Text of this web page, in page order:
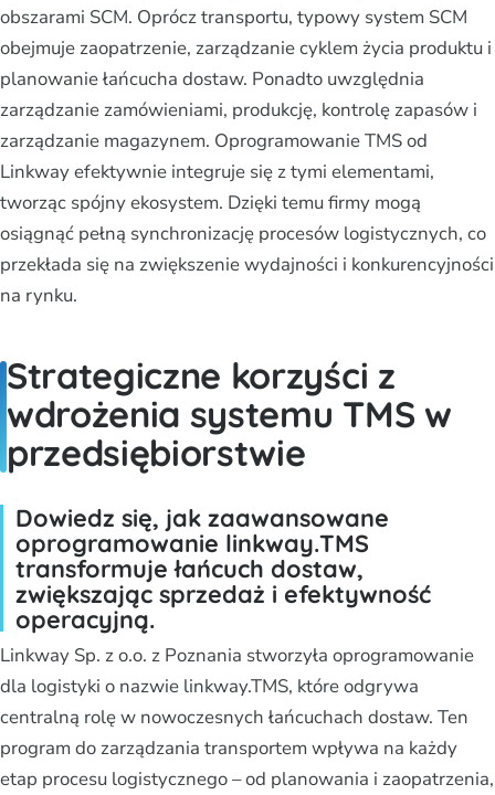
obszarami SCM. Oprócz transportu, typowy system SCM
obejmuje zaopatrzenie, zarządzanie cyklem życia produktu i
planowanie łańcucha dostaw. Ponadto uwzględnia
zarządzanie zamówieniami, produkcję, kontrolę zapasów i
zarządzanie magazynem. Oprogramowanie TMS od
Linkway efektywnie integruje się z tymi elementami,
tworząc spójny ekosystem. Dzięki temu firmy mogą
osiągnąć pełną synchronizację procesów logistycznych, co
przekłada się na zwiększenie wydajności i konkurencyjności
na rynku.
Strategiczne korzyści z
wdrożenia systemu TMS w
przedsiębiorstwie
Dowiedz się, jak zaawansowane
oprogramowanie linkway.TMS
transformuje łańcuch dostaw,
zwiększając sprzedaż i efektywność
operacyjną.
Linkway Sp. z o.o. z Poznania stworzyła oprogramowanie
dla logistyki o nazwie linkway.TMS, które odgrywa
centralną rolę w nowoczesnych łańcuchach dostaw. Ten
program do zarządzania transportem wpływa na każdy
etap procesu logistycznego – od planowania i zaopatrzenia,